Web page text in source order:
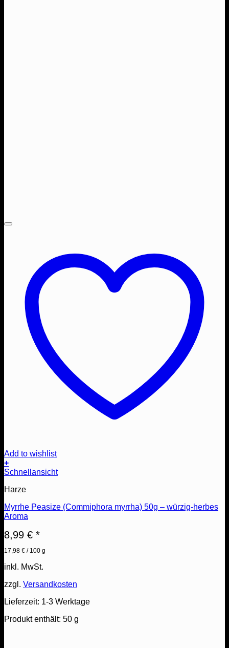
Add to wishlist
+
Schnellansicht
Harze
Myrrhe Peasize (Commiphora myrrha) 50g – würzig-herbes
Aroma
8,99 € *
17,98 € / 100 g
inkl. MwSt.
zzgl. Versandkosten
Lieferzeit: 1-3 Werktage
Produkt enthält: 50 g